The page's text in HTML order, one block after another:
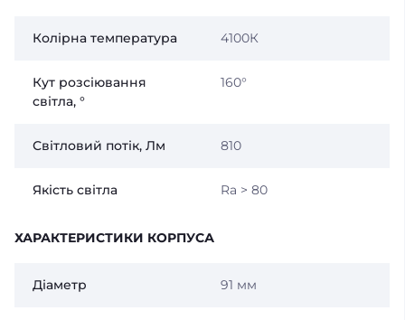
Колірна температура 4100К
Кут розсіювання
світла, °
160°
Світловий потік, Лм 810
Якість світла Ra > 80
ХАРАКТЕРИСТИКИ КОРПУСА
Діаметр 91 мм